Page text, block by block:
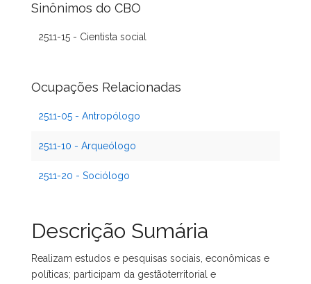
Sinônimos do CBO
2511-15 - Cientista social
Ocupações Relacionadas
2511-05 - Antropólogo
2511-10 - Arqueólogo
2511-20 - Sociólogo
Descrição Sumária
Realizam estudos e pesquisas sociais, econômicas e
políticas; participam da gestãoterritorial e